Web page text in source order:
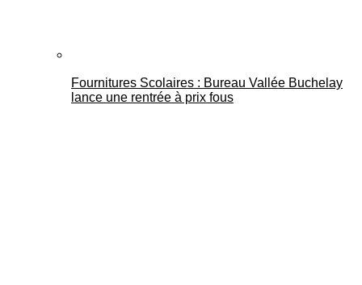
Fournitures Scolaires : Bureau Vallée Buchelay
lance une rentrée à prix fous